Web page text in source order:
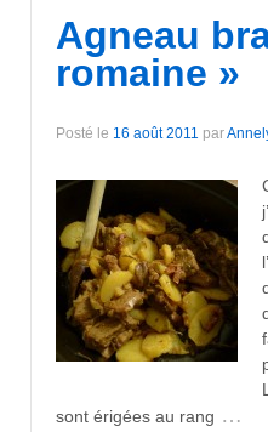
Agneau
romaine »
Posté le 16 août 2011 par
sont érigées au rang …